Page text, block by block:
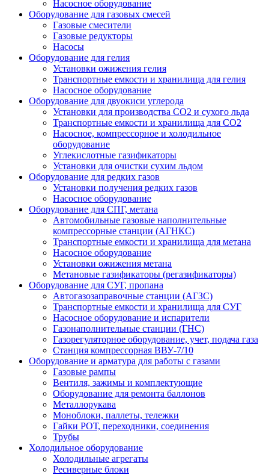
Насосное оборудование
Оборудование для газовых смесей
Газовые смесители
Газовые редукторы
Насосы
Оборудование для гелия
Установки ожижения гелия
Транспортные емкости и хранилища для гелия
Насосное оборудование
Оборудование для двуокиси углерода
Установки для производства СО2 и сухого льда
Транспортные емкости и хранилища для CO2
Насосное, компрессорное и холодильное
оборудование
Углекислотные газификаторы
Установки для очистки сухим льдом
Оборудование для редких газов
Установки получения редких газов
Насосное оборудование
Оборудование для СПГ, метана
Автомобильные газовые наполнительные
компрессорные станции (АГНКС)
Транспортные емкости и хранилища для метана
Насосное оборудование
Установки ожижения метана
Метановые газификаторы (регазификаторы)
Оборудование для СУГ, пропана
Автогазозаправочные станции (АГЗС)
Транспортные емкости и хранилища для СУГ
Насосное оборудование и испарители
Газонаполнительные станции (ГНС)
Газорегуляторное оборудование, учет, подача газа
Станция компрессорная ВВУ-7/10
Оборудование и арматура для работы с газами
Газовые рампы
Вентиля, зажимы и комплектующие
Оборудование для ремонта баллонов
Металлорукава
Моноблоки, паллеты, тележки
Гайки РОТ, переходники, соединения
Трубы
Холодильное оборудование
Холодильные агрегаты
Ресиверные блоки